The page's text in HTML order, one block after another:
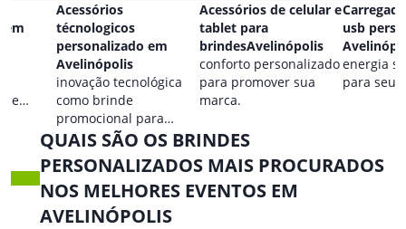
em
e
Acessórios
técnologicos
personalizado em
Avelinópolis
inovação tecnológica
como brinde
promocional para
eventos.
Acessórios de celular e
tablet para
brindesAvelinópolis
conforto personalizado
para promover sua
marca.
usb
energia
para
QUAIS SÃO OS BRINDES
PERSONALIZADOS MAIS PROCURADOS
NOS MELHORES EVENTOS EM
AVELINÓPOLIS